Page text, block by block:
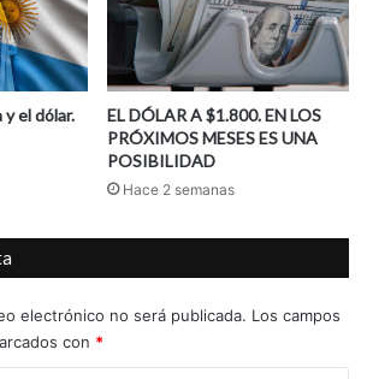
el dólar.
EL DÓLAR A $1.800. EN LOS
PRÓXIMOS MESES ES UNA
POSIBILIDAD
Hace 2 semanas
electrónico no será publicada. Los campos
con *